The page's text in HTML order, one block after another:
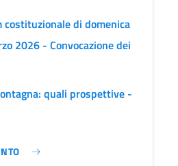
costituzionale di domenica
2026 - Convocazione dei
quali prospettive -